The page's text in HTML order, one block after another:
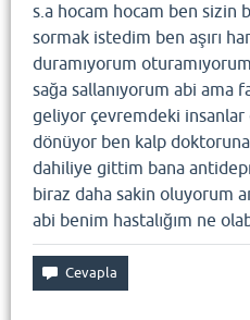
s.a hocam hocam ben sizin
sormak istedim ben aşırı
duramıyorum
sağa sallanıyorum abi ama
geliyor çevremdeki insanlar
dönüyor ben kalp
dahiliye gittim bana
biraz daha sakin oluyorum
abi benim hastalığım ne